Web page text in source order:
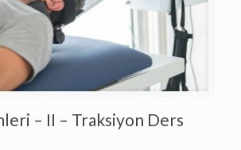
– II – Traksiyon Ders